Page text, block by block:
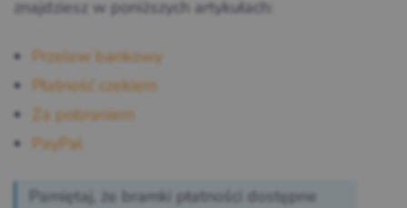
znajdziesz w poniższych artykułach:
Przelew bankowy
Płatność czekiem
Za pobraniem
PayPal
Pamiętaj, że bramki płatności dostępne